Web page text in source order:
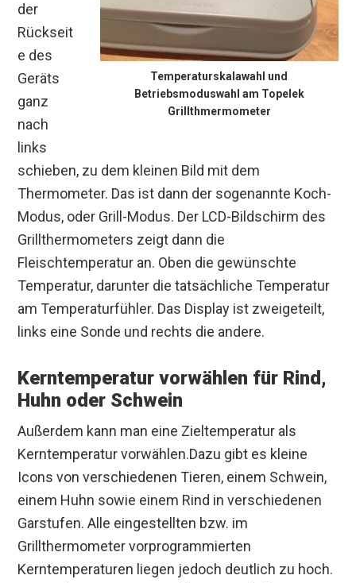
Temperaturskalawahl und
Betriebsmoduswahl am Topelek
Grillthmermometer
der
Rückseit
e des
Geräts
ganz
nach
links
schieben, zu dem kleinen Bild mit dem
Thermometer. Das ist dann der sogenannte Koch-
Modus, oder Grill-Modus. Der LCD-Bildschirm des
Grillthermometers zeigt dann die
Fleischtemperatur an. Oben die gewünschte
Temperatur, darunter die tatsächliche Temperatur
am Temperaturfühler. Das Display ist zweigeteilt,
links eine Sonde und rechts die andere.
Kerntemperatur vorwählen für Rind,
Huhn oder Schwein
Außerdem kann man eine Zieltemperatur als
Kerntemperatur vorwählen.Dazu gibt es kleine
Icons von verschiedenen Tieren, einem Schwein,
einem Huhn sowie einem Rind in verschiedenen
Garstufen. Alle eingestellten bzw. im
Grillthermometer vorprogrammierten
Kerntemperaturen liegen jedoch deutlich zu hoch.